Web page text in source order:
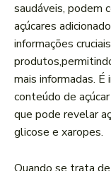
saudáveis, podem
⁣açúcares
informações⁢
mais informadas.
conteúdo de
que ​pode revelar
glicose e xaropes.